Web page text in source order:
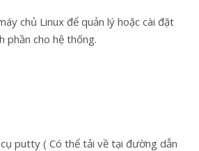
chủ Linux để quản lý hoặc cài đặt
phần cho hệ thống.
putty ( Có thể tải về tại đường dẫn